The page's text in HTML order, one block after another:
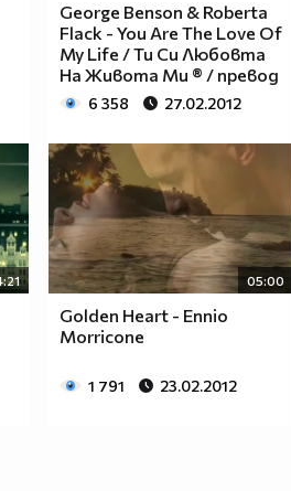
George Benson & Roberta
Flack - You Are The Love Of
My Life / Ти Си Любовта
На Живота Ми ® / превод
6 358 27.02.2012
05:00
Golden Heart - Еnnio
Mоrricone
1 791 23.02.2012